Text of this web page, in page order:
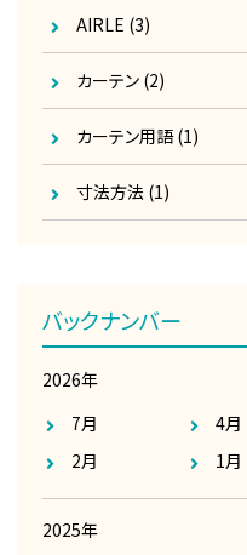
寸法方法 (1)
カーテン用語(1)
カーテン (2)
AIRLE (3)
バックナンバー
2026年
7月
4月
2月
1月
2025年